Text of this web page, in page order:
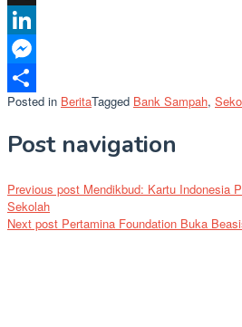
X
LinkedIn
Messenger
Share
Posted in BeritaTagged Bank Sampah,
Post navigation
Previous post Mendikbud: Kartu Indonesia
Sekolah
Next post Pertamina Foundation Buka